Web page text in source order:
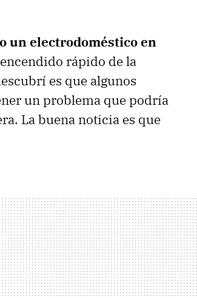
un electrodoméstico en
rápido de la
es que algunos
un problema que podría
La buena noticia es que